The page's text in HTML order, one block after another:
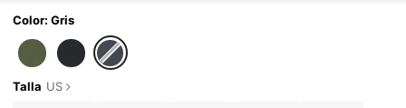
Color: Gris
Talla US